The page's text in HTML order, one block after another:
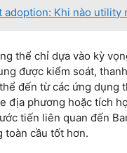
adoption: Khi nào utility
thể chỉ dựa vào kỳ
được kiểm soát,
đến từ các ứng dụng
địa phương hoặc tích
tiến liên quan đến
toàn cầu tốt hơn.